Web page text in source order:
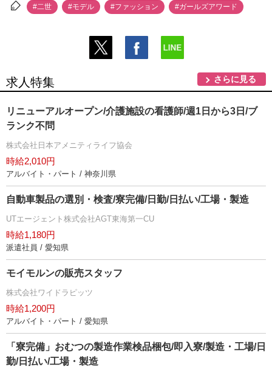
#二世 #モデル #ファッション #ガールズアワード
求人特集 さらに見る
リニューアルオープン/介護施設の看護師/週1日から3日/ブ
ランク不問
株式会社日本アメニティライフ協会
時給2,010円
アルバイト・パート / 神奈川県
自動車製品の選別・検査/寮完備/日勤/日払い/工場・製造
UTエージェント株式会社AGT東海第一CU
時給1,180円
派遣社員 / 愛知県
モイモルンの販売スタッフ
株式会社ワイドラピッツ
時給1,200円
アルバイト・パート / 愛知県
「寮完備」おむつの製造作業検品梱包/即入寮/製造・工場/日
勤/日払い/工場・製造